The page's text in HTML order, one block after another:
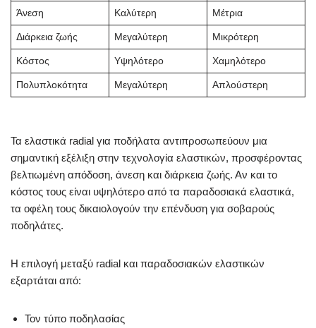
Άνεση Καλύτερη Μέτρια
Διάρκεια ζωής Μεγαλύτερη Μικρότερη
Κόστος Υψηλότερο Χαμηλότερο
Πολυπλοκότητα Μεγαλύτερη Απλούστερη
Τα ελαστικά radial για ποδήλατα αντιπροσωπεύουν μια
σημαντική εξέλιξη στην τεχνολογία ελαστικών, προσφέροντας
βελτιωμένη απόδοση, άνεση και διάρκεια ζωής. Αν και το
κόστος τους είναι υψηλότερο από τα παραδοσιακά ελαστικά,
τα οφέλη τους δικαιολογούν την επένδυση για σοβαρούς
ποδηλάτες.
Η επιλογή μεταξύ radial και παραδοσιακών ελαστικών
εξαρτάται από:
Τον τύπο ποδηλασίας